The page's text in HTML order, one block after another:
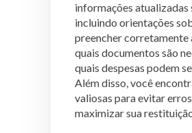
informações atualizadas
incluindo orientações
preencher corretamente
quais documentos são
quais despesas podem
Além disso, você
valiosas para evitar
maximizar sua